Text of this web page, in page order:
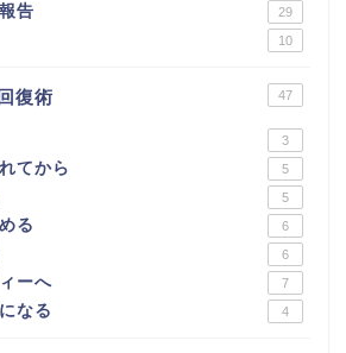
告 29
10
復術 47
3
てから 5
5
る 6
6
ーへ 7
なる 4